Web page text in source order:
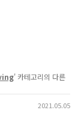
' 카테고리의 다른
2021.05.05